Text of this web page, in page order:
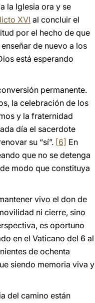
la Iglesia ora y se
XVI al concluir el
por el hecho de que
de nuevo a los
está esperando
permanente.
la celebración de los
y la fraternidad
día el sacerdote
su “sí”. [6] En
que no se detenga
modo que constituya
vivo el don de
ni cierre, sino
es oportuno
en el Vaticano del 6 al
de ochenta
siendo memoria viva y
del camino están